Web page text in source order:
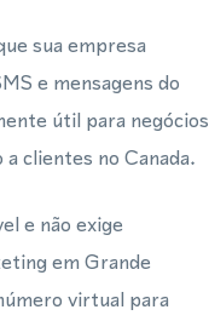
sua empresa
e mensagens do
útil para negócios
clientes no Canada.
e não exige
em Grande
virtual para